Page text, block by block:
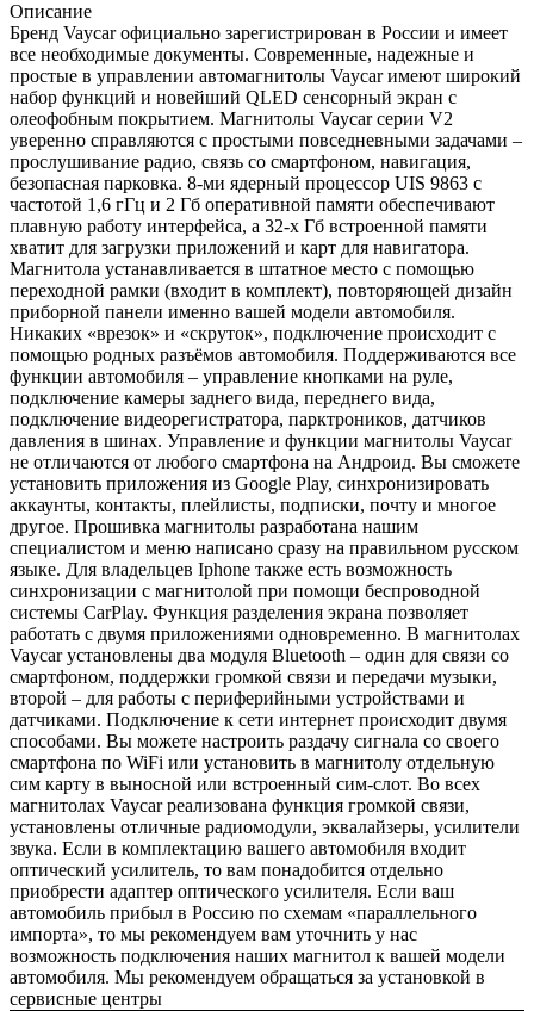
Описание
Бренд Vaycar официально зарегистрирован в России и имеет
все необходимые документы. Современные, надежные и
простые в управлении автомагнитолы Vaycar имеют широкий
набор функций и новейший QLED сенсорный экран с
олеофобным покрытием. Магнитолы Vaycar серии V2
уверенно справляются с простыми повседневными задачами –
прослушивание радио, связь со смартфоном, навигация,
безопасная парковка. 8-ми ядерный процессор UIS 9863 с
частотой 1,6 гГц и 2 Гб оперативной памяти обеспечивают
плавную работу интерфейса, а 32-х Гб встроенной памяти
хватит для загрузки приложений и карт для навигатора.
Магнитола устанавливается в штатное место с помощью
переходной рамки (входит в комплект), повторяющей дизайн
приборной панели именно вашей модели автомобиля.
Никаких «врезок» и «скруток», подключение происходит с
помощью родных разъёмов автомобиля. Поддерживаются все
функции автомобиля – управление кнопками на руле,
подключение камеры заднего вида, переднего вида,
подключение видеорегистратора, парктроников, датчиков
давления в шинах. Управление и функции магнитолы Vaycar
не отличаются от любого смартфона на Андроид. Вы сможете
установить приложения из Google Play, синхронизировать
аккаунты, контакты, плейлисты, подписки, почту и многое
другое. Прошивка магнитолы разработана нашим
специалистом и меню написано сразу на правильном русском
языке. Для владельцев Iphone также есть возможность
синхронизации с магнитолой при помощи беспроводной
системы CarPlay. Функция разделения экрана позволяет
работать с двумя приложениями одновременно. В магнитолах
Vaycar установлены два модуля Bluetooth – один для связи со
смартфоном, поддержки громкой связи и передачи музыки,
второй – для работы с периферийными устройствами и
датчиками. Подключение к сети интернет происходит двумя
способами. Вы можете настроить раздачу сигнала со своего
смартфона по WiFi или установить в магнитолу отдельную
сим карту в выносной или встроенный сим-слот. Во всех
магнитолах Vaycar реализована функция громкой связи,
установлены отличные радиомодули, эквалайзеры, усилители
звука. Если в комплектацию вашего автомобиля входит
оптический усилитель, то вам понадобится отдельно
приобрести адаптер оптического усилителя. Если ваш
автомобиль прибыл в Россию по схемам «параллельного
импорта», то мы рекомендуем вам уточнить у нас
возможность подключения наших магнитол к вашей модели
автомобиля. Мы рекомендуем обращаться за установкой в
сервисные центры